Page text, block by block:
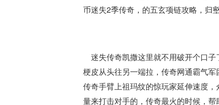
币迷失2季传奇，的五玄项链攻略，归
迷失传奇凯撒这里就不用破开个口
梗皮从头往另一端拉，传奇网通霸气
传奇手臂上祖玛纹的惊玩家延伸速度
量来打击对手的，传奇最火的时候，